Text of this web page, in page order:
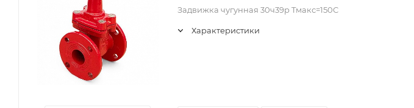
Задвижка чугунная 30ч39р Tмакс=150C
Характеристики